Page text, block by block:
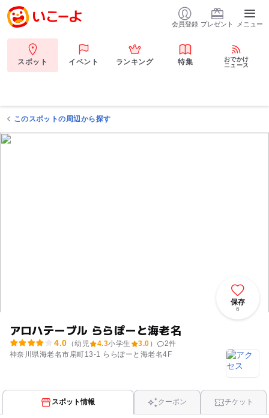
会員登録 プレゼント メニュー
スポット イベント ランキング 特集
おでかけ
ニュース
このスポットの周辺から探す
アロハテーブル ららぽーと海老名
4.0 （幼児 4.3小学生 3.0 ） 2件
神奈川県海老名市扇町13-1 ららぽーと海老名4F
保存
6
スポット情報 クーポン チケット